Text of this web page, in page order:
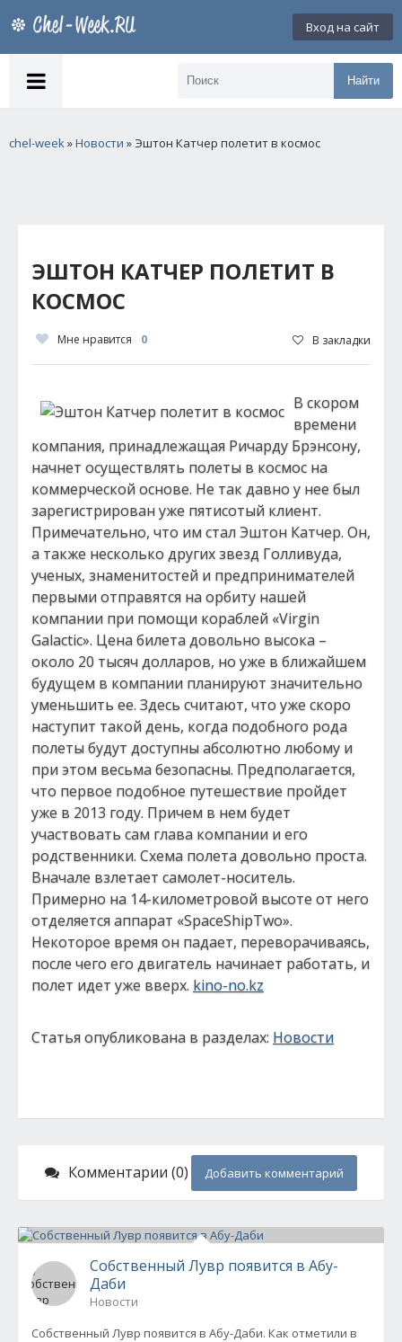
Вход на сайт
Найти
chel-week»Новости » Эштон Катчер полетит в космос
ЭШТОН КАТЧЕР ПОЛЕТИТ В
КОСМОС
Мне нравится 0 В закладки
В скором
времени
компания, принадлежащая Ричарду Брэнсону,
начнет осуществлять полеты в космос на
коммерческой основе. Не так давно у нее был
зарегистрирован уже пятисотый клиент.
Примечательно, что им стал Эштон Катчер. Он,
а также несколько других звезд Голливуда,
ученых, знаменитостей и предпринимателей
первыми отправятся на орбиту нашей
компании при помощи кораблей «Virgin
Galactic». Цена билета довольно высока –
около 20 тысяч долларов, но уже в ближайшем
будущем в компании планируют значительно
уменьшить ее. Здесь считают, что уже скоро
наступит такой день, когда подобного рода
полеты будут доступны абсолютно любому и
при этом весьма безопасны. Предполагается,
что первое подобное путешествие пройдет
уже в 2013 году. Причем в нем будет
участвовать сам глава компании и его
родственники. Схема полета довольно проста.
Вначале взлетает самолет-носитель.
Примерно на 14-километровой высоте от него
отделяется аппарат «SpaceShipTwo».
Некоторое время он падает, переворачиваясь,
после чего его двигатель начинает работать, и
полет идет уже вверх. kino-no.kz
Статья опубликована в разделах: Новости
Комментарии (0) Добавить комментарий
Собственный Лувр появится в Абу-
Даби
Новости
Собственный Лувр появится в Абу-Даби. Как отметили в